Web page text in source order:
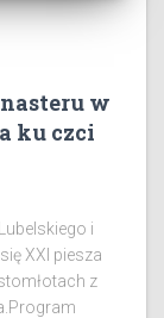
w
ku czci
i
XXI piesza
z